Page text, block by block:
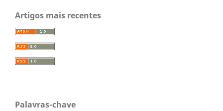
Artigos mais recentes
Palavras-chave